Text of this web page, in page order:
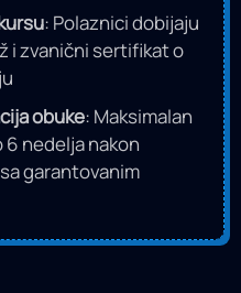
: Polaznici dobijaju
i zvanični sertifikat o
obuke: Maksimalan
6 nedelja nakon
garantovanim